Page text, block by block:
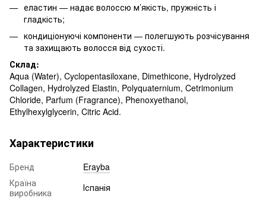
еластин — надає волоссю м’якість, пружність і
гладкість;
кондиціонуючі компоненти — полегшують розчісування
та захищають волосся від сухості.
Склад:
Aqua (Water), Cyclopentasiloxane, Dimethicone, Hydrolyzed
Collagen, Hydrolyzed Elastin, Polyquaternium, Cetrimonium
Chloride, Parfum (Fragrance), Phenoxyethanol,
Ethylhexylglycerin, Citric Acid.
Характеристики
Бренд
Erayba
Країна
виробника
Іспанія